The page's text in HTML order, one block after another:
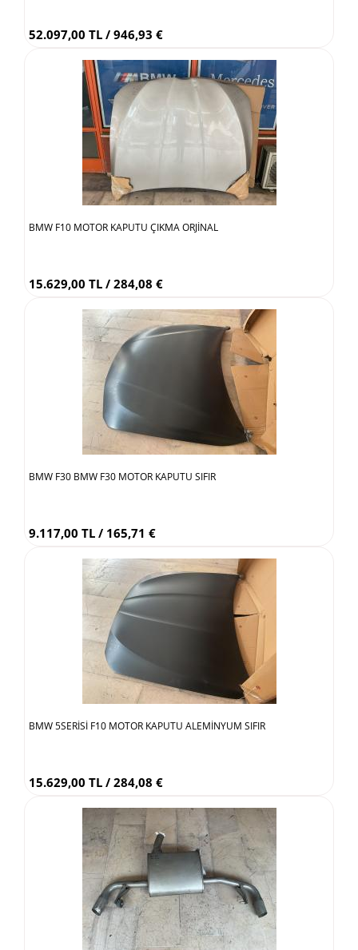
52.097,00 TL / 946,93 €
BMW F10 MOTOR KAPUTU ÇIKMA ORJİNAL
15.629,00 TL / 284,08 €
BMW F30 BMW F30 MOTOR KAPUTU SIFIR
9.117,00 TL / 165,71 €
BMW 5SERİSİ F10 MOTOR KAPUTU ALEMİNYUM SIFIR
15.629,00 TL / 284,08 €